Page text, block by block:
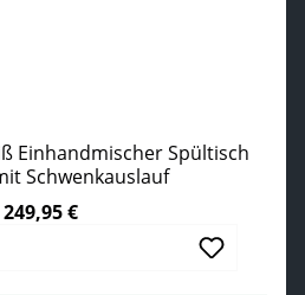
Einhandmischer Spültisch
Schwenkauslauf
249,95 €